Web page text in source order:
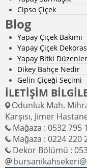
Cipso Çiçek
Blog
Yapay Çiçek Bakımı
Yapay Çiçek
Yapay Bitki
Dikey Bahçe Nedir
Gelin Çiçeği Seçimi
İLETİŞİM
Odunluk Mah.
Karşısı, Jimer
Mağaza : 0532 795
Mağaza : 0224 220
Dekor Bölümü :